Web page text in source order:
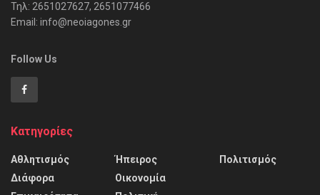
Τηλ: 2651027627, 2651077466
Email: info@neoiagones.gr
Follow Us
Κατηγορίες
Αθλητισμός
Διάφορα
Ήπειρος
Οικονομία
Πολιτισμός